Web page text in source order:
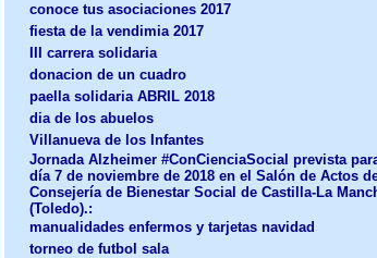
conoce tus asociaciones 2017
fiesta de la vendimia 2017
III carrera solidaria
donacion de un cuadro
paella solidaria ABRIL 2018
dia de los abuelos
Villanueva de los Infantes
Jornada Alzheimer #ConCienciaSocial prevista
día 7 de noviembre de 2018 en el Salón de Actos
Consejería de Bienestar Social de Castilla-La
(Toledo).:
manualidades enfermos y tarjetas navidad
torneo de futbol sala